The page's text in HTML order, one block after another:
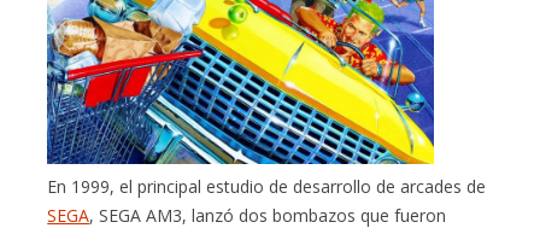
En 1999, el principal estudio de desarrollo de arcades de
SEGA, SEGA AM3, lanzó dos bombazos que fueron